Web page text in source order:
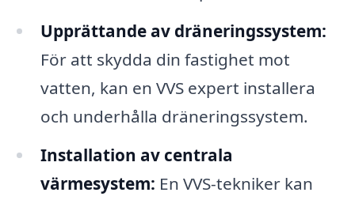
Upprättande av dräneringssystem:
För att skydda din fastighet mot
vatten, kan en VVS expert installera
och underhålla dräneringssystem.
Installation av centrala
värmesystem: En VVS-tekniker kan